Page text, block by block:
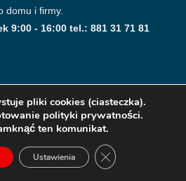
domu i firmy.
9:00 - 16:00 tel.: 881 31 71 81
fototapety i dekoracje na ściany.
pliki cookies (ciasteczka).
polityki prywatności.
ten komunikat.
Ustawienia ZAMKNIJ